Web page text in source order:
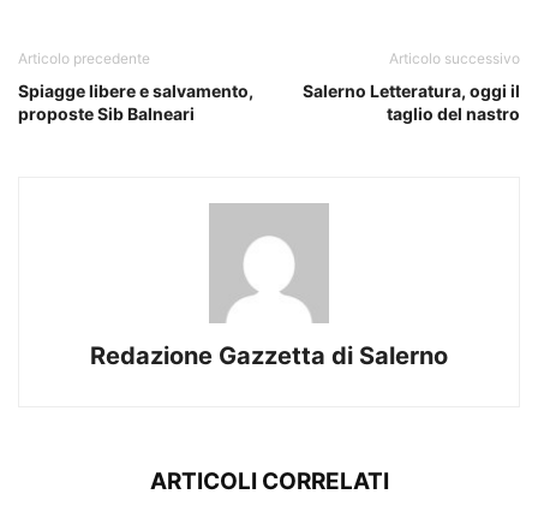
Articolo precedente
Spiagge libere e salvamento,
proposte Sib Balneari
Articolo successivo
Salerno Letteratura, oggi il
taglio del nastro
Redazione Gazzetta di Salerno
ARTICOLI CORRELATI